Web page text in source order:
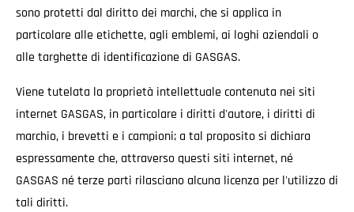
sono protetti dal diritto dei marchi, che si applica in
particolare alle etichette, agli emblemi, ai loghi aziendali o
alle targhette di identificazione di GASGAS.
Viene tutelata la proprietà intellettuale contenuta nei siti
internet GASGAS, in particolare i diritti d'autore, i diritti di
marchio, i brevetti e i campioni; a tal proposito si dichiara
espressamente che, attraverso questi siti internet, né
GASGAS né terze parti rilasciano alcuna licenza per l'utilizzo di
tali diritti.